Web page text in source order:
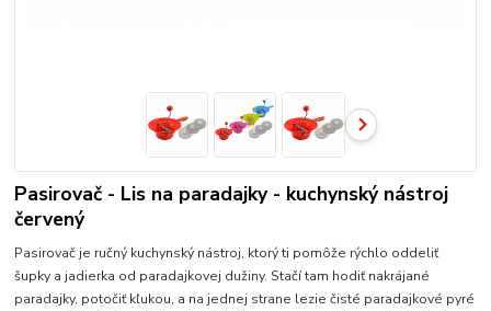
Pasirovač - Lis na paradajky - kuchynský nástroj
červený
Pasirovač je ručný kuchynský nástroj, ktorý ti pomôže rýchlo oddeliť
šupky a jadierka od paradajkovej dužiny. Stačí tam hodiť nakrájané
paradajky, potočiť kľukou, a na jednej strane lezie čisté paradajkové pyré